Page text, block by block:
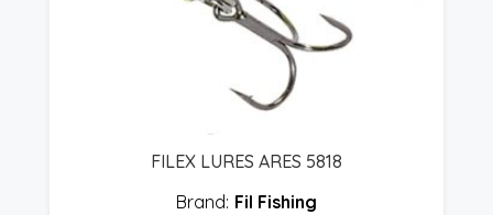
FILEX LURES ARES 5818
Fil Fishing